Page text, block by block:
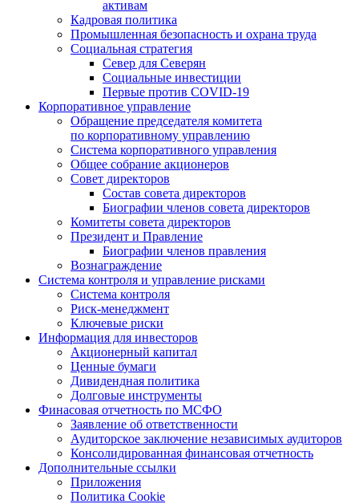
активам
Кадровая политика
Промышленная безопасность и охрана труда
Социальная стратегия
Север для Северян
Социальные инвестиции
Первые против COVID‑19
Корпоративное управление
Обращение председателя комитета
по корпоративному управлению
Система корпоративного управления
Общее собрание акционеров
Совет директоров
Состав совета директоров
Биографии членов совета директоров
Комитеты совета директоров
Президент и Правление
Биографии членов правления
Вознаграждение
Система контроля и управление рисками
Система контроля
Риск-менеджмент
Ключевые риски
Информация для инвесторов
Акционерный капитал
Ценные бумаги
Дивидендная политика
Долговые инструменты
Финасовая отчетность по МСФО
Заявление об ответственности
Аудиторское заключение независимых аудиторов
Консолидированная финансовая отчетность
Дополнительные ссылки
Приложения
Политика Cookie